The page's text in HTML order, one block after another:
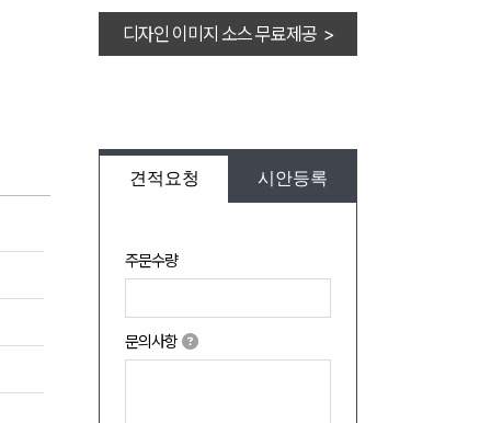
디자인 이미지 소스 무료제공 >
견적요청 시안등록
주문수량
문의사항